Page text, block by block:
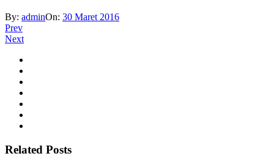
By: adminOn: 30 Maret 2016
Prev
Next
Related Posts